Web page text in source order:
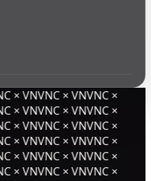
× VNVNC × VNVNC ×
× VNVNC × VNVNC ×
× VNVNC × VNVNC ×
× VNVNC × VNVNC ×
× VNVNC × VNVNC ×
× VNVNC × VNVNC ×